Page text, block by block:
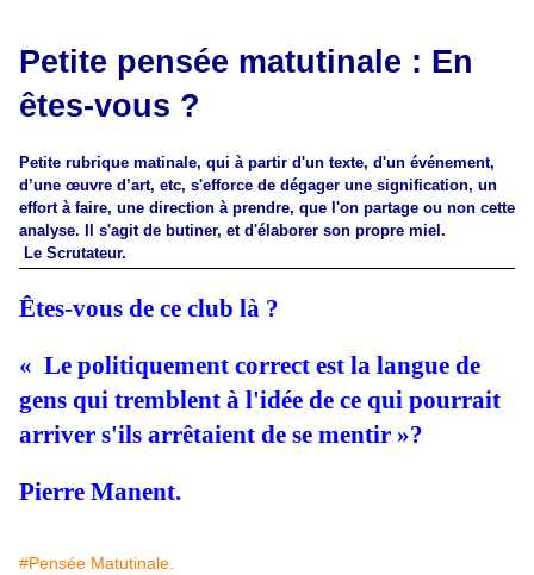
Petite pensée matutinale : En
êtes-vous ?
Petite rubrique matinale, qui à partir d'un texte, d'un événement,
d’une œuvre d’art, etc, s'efforce de dégager une signification, un
effort à faire, une direction à prendre, que l'on partage ou non cette
analyse. Il s'agit de butiner, et d'élaborer son propre miel.
Le Scrutateur.
Êtes-vous de ce club là ?
« Le politiquement correct est la langue de
gens qui tremblent à l'idée de ce qui pourrait
arriver s'ils arrêtaient de se mentir »?
Pierre Manent.
#Pensée Matutinale.